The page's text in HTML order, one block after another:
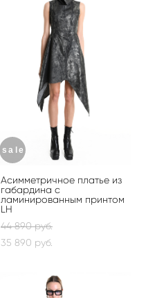
sale
Асимметричное платье из
габардина с
ламинированным принтом
LH
44 890 pуб.
35 890 pуб.